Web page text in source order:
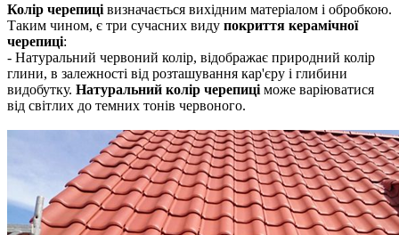
Колір черепиці визначається вихідним матеріалом і обробкою.
Таким чином, є три сучасних виду покриття керамічної
черепиці:
- Натуральний червоний колір, відображає природний колір
глини, в залежності від розташування кар'єру і глибини
видобутку. Натуральний колір черепиці може варіюватися
від світлих до темних тонів червоного.